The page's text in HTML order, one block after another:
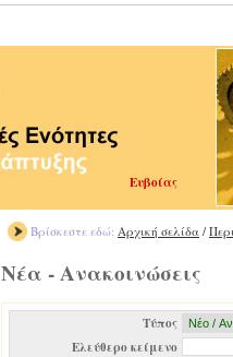
Ευβοίας
Βρίσκεστε εδώ: Αρχική σελίδα /
Νέα - Ανακοινώσεις
Τύπος
Ελεύθερο κείμενο